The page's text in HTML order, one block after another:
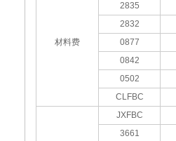
材料费
2835
2832
0877
0842
0502
CLFBC
JXFBC
3661